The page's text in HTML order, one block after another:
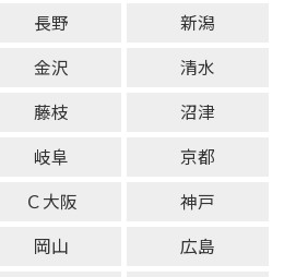
長野
新潟
金沢
清水
藤枝
沼津
岐阜
京都
Ｃ大阪
神戸
岡山
広島